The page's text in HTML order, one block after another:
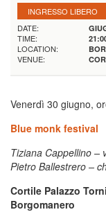
INGRESSO LIBERO
DATE:
TIME:
LOCATION:
VENUE:
Venerdì 30 giugno,
Blue monk festival
Tiziana Cappellino –
Pietro Ballestrero –
Cortile Palazzo
Borgomanero